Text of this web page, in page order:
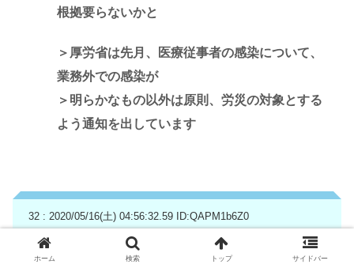
根拠要らないかと
＞厚労省は先月、医療従事者の感染について、
業務外での感染が
＞明らかなもの以外は原則、労災の対象とする
よう通知を出しています
32 : 2020/05/16(土) 04:56:32.59 ID:QAPM1b6Z0
ホーム 検索 トップ サイドバー